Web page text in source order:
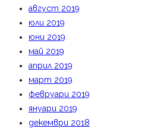
август 2019
юли 2019
юни 2019
май 2019
април 2019
март 2019
февруари 2019
януари 2019
декември 2018